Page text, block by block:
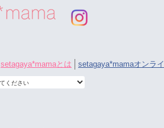
setagaya*mamaとは setagaya*mamaオンラ